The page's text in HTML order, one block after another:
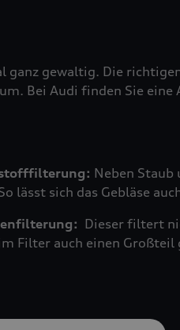
ganz gewaltig. Die
Bei Audi finden Sie
Neben
lässt sich das Gebläse
Dieser filtert
Filter auch einen